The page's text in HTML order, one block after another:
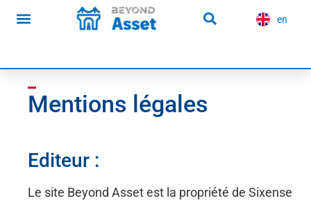
principal
en
es
Mentions légales
Editeur :
Le site Beyond Asset est la propriété de Sixense